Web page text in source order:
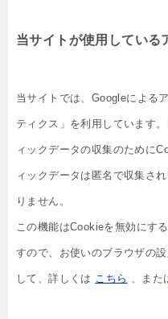
当サイトが使用している
当サイトでは、Googleによる
ティクス」を利用しています
ィックデータの収集のために
ィックデータは匿名で収集さ
りません。
この機能はCookieを無効にす
すので、お使いのブラウザの
して、詳しくは こちら 、また